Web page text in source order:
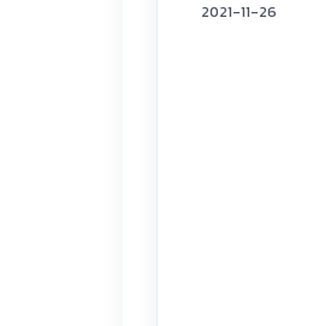
2021-11-26